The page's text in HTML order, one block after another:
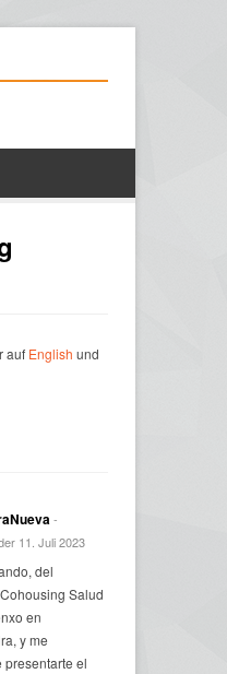
auf English und
-
11. Juli 2023
del
Salud
en
y me
presentarte el